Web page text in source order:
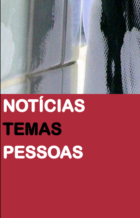
NOTÍCIAS
TEMAS
PESSOAS